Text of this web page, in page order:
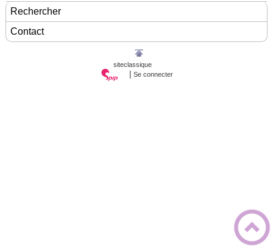
Rechercher
Contact
siteclassique
Se connecter